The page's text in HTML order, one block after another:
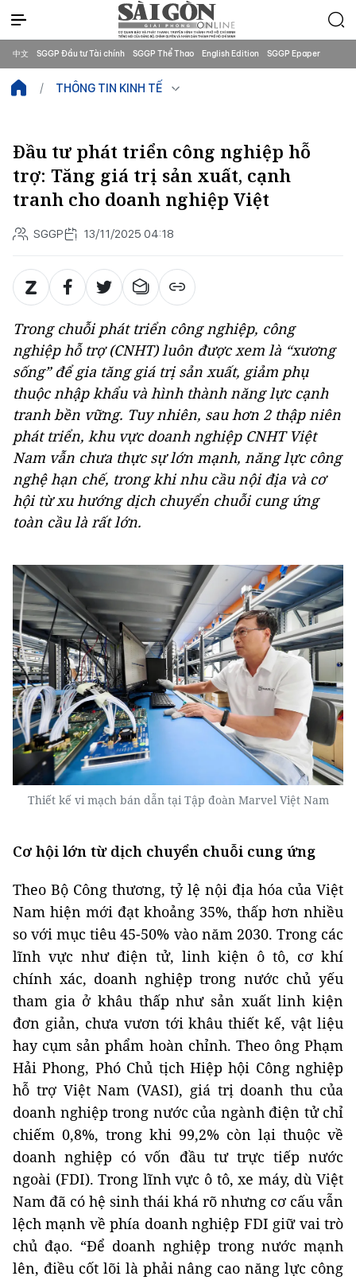
中文 SGGP Đầu tư Tài chính SGGP Thể Thao English Edition SGGP Epaper
THÔNG TIN KINH TẾ
Đầu tư phát triển công nghiệp hỗ
trợ: Tăng giá trị sản xuất, cạnh
tranh cho doanh nghiệp Việt
SGGP 13/11/2025 04:18
Trong chuỗi phát triển công nghiệp, công
nghiệp hỗ trợ (CNHT) luôn được xem là “xương
sống” để gia tăng giá trị sản xuất, giảm phụ
thuộc nhập khẩu và hình thành năng lực cạnh
tranh bền vững. Tuy nhiên, sau hơn 2 thập niên
phát triển, khu vực doanh nghiệp CNHT Việt
Nam vẫn chưa thực sự lớn mạnh, năng lực công
nghệ hạn chế, trong khi nhu cầu nội địa và cơ
hội từ xu hướng dịch chuyển chuỗi cung ứng
toàn cầu là rất lớn.
Thiết kế vi mạch bán dẫn tại Tập đoàn Marvel Việt Nam
Cơ hội lớn từ dịch chuyển chuỗi cung ứng
Theo Bộ Công thương, tỷ lệ nội địa hóa của Việt
Nam hiện mới đạt khoảng 35%, thấp hơn nhiều
so với mục tiêu 45-50% vào năm 2030. Trong các
lĩnh vực như điện tử, linh kiện ô tô, cơ khí
chính xác, doanh nghiệp trong nước chủ yếu
tham gia ở khâu thấp như sản xuất linh kiện
đơn giản, chưa vươn tới khâu thiết kế, vật liệu
hay cụm sản phẩm hoàn chỉnh. Theo ông Phạm
Hải Phong, Phó Chủ tịch Hiệp hội Công nghiệp
hỗ trợ Việt Nam (VASI), giá trị doanh thu của
doanh nghiệp trong nước của ngành điện tử chỉ
chiếm 0,8%, trong khi 99,2% còn lại thuộc về
doanh nghiệp có vốn đầu tư trực tiếp nước
ngoài (FDI). Trong lĩnh vực ô tô, xe máy, dù Việt
Nam đã có hệ sinh thái khá rõ nhưng cơ cấu vẫn
lệch mạnh về phía doanh nghiệp FDI giữ vai trò
chủ đạo. “Để doanh nghiệp trong nước mạnh
lên, điều cốt lõi là phải nâng cao năng lực công